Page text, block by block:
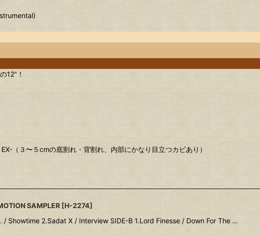
12"！
（３〜５cmの底割れ・背割れ、内部にかなり目立つカビあり）
SAMPLER [H-2274]
/ Showtime 2.Sadat X / Interview SIDE-B 1.Lord Finesse / Down For The …